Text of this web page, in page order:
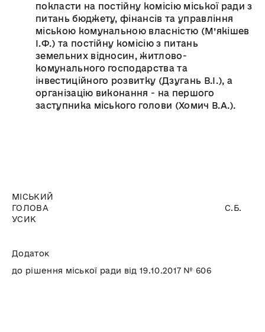
покласти на постійну комісію міської ради з
питань бюджету, фінансів та управління
міською комунальною власністю (М’якішев
І.Ф.) та постійну комісію з питань
земельних відносин, житлово-
комунального господарства та
інвестиційного розвитку (Дзугань В.І.), а
організацію виконання - на першого
заступника міського голови (Хомич В.А.).
МІСЬКИЙ
ГОЛОВА С.Б.
УСИК
Додаток
до рішення міської ради від 19.10.2017 № 606